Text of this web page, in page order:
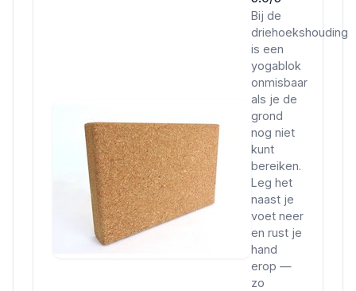
Bij de
driehoekshouding
is een
yogablok
onmisbaar
als je de
grond
nog niet
kunt
bereiken.
Leg het
naast je
voet neer
en rust je
hand
erop —
zo